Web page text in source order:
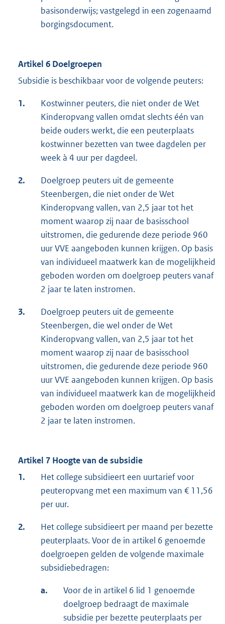
basisonderwijs; vastgelegd in een zogenaamd
borgingsdocument.
Artikel 6 Doelgroepen
Subsidie is beschikbaar voor de volgende peuters:
1.
Kostwinner peuters, die niet onder de Wet
Kinderopvang vallen omdat slechts één van
beide ouders werkt, die een peuterplaats
kostwinner bezetten van twee dagdelen per
week à 4 uur per dagdeel.
2.
Doelgroep peuters uit de gemeente
Steenbergen, die niet onder de Wet
Kinderopvang vallen, van 2,5 jaar tot het
moment waarop zij naar de basisschool
uitstromen, die gedurende deze periode 960
uur VVE aangeboden kunnen krijgen. Op basis
van individueel maatwerk kan de mogelijkheid
geboden worden om doelgroep peuters vanaf
2 jaar te laten instromen.
3.
Doelgroep peuters uit de gemeente
Steenbergen, die wel onder de Wet
Kinderopvang vallen, van 2,5 jaar tot het
moment waarop zij naar de basisschool
uitstromen, die gedurende deze periode 960
uur VVE aangeboden kunnen krijgen. Op basis
van individueel maatwerk kan de mogelijkheid
geboden worden om doelgroep peuters vanaf
2 jaar te laten instromen.
Artikel 7 Hoogte van de subsidie
1.
Het college subsidieert een uurtarief voor
peuteropvang met een maximum van € 11,56
per uur.
2.
Het college subsidieert per maand per bezette
peuterplaats. Voor de in artikel 6 genoemde
doelgroepen gelden de volgende maximale
subsidiebedragen:
a.
Voor de in artikel 6 lid 1 genoemde
doelgroep bedraagt de maximale
subsidie per bezette peuterplaats per